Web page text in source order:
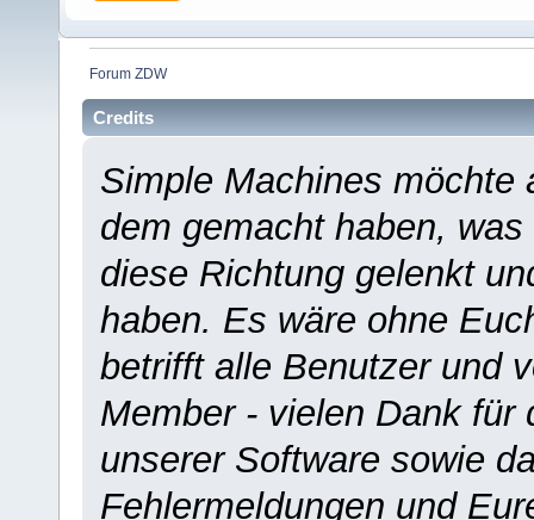
Forum ZDW
Credits
Simple Machines möchte
dem gemacht haben,
diese Richtung gelenkt
haben. Es wäre ohne
betrifft alle Benutzer und
Member - vielen Dank für
unserer Software sowie
Fehlermeldungen und